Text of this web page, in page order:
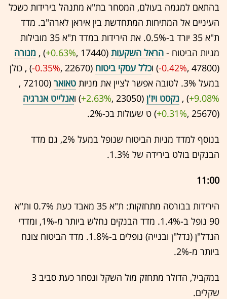
בהתאם למגמה בעולם, המסחר בת"א מתנהל בירידות כשכל
העיניים אל המתיחות המתחדשת בין איראן לארה"ב. מדד
ת"א 35 יורד ב-0.5%. את הירידות במדד ת"א 35 מובילות
מניות הביטוח - הראל השקעות (17440 ,‎
+0.63%
‏) , מנורה
(47800 ,‎
-0.42%‏) וכלל עסקי ביטוח (22670 ,‎
-0.35%‏) , כולן
במעל 3%. לטובה אפשר לציין את מניות
טאואר (72100 ,‎
+9.08%
‏) , נקסט ויז'ן (23050 ,‎
+2.63%‏) ואנלייט אנרגיה
(25670 ,‎
+0.31%‏) ט שעולות בכ-2%.
בנוסף למדד מניות הביטוח שנופל במעל 2%, גם מדד
הבנקים בולט בירידה של 1.3%.
11:00
הירידות בבורסה מתחזקות: ת"א 35 מאבד כעת 0.7% ות"א
90 נופל ב-1.4%. מדד הבנקים נחלש ביותר מ-1%, ומדדי
הנדל"ן (נדל"ן ובנייה) נופלים ב-1.8%. מדד הביטוח צונח
ביותר מ-2%.
במקביל, הדולר מתחזק מול השקל ונסחר כעת סביב 3
שקלים.